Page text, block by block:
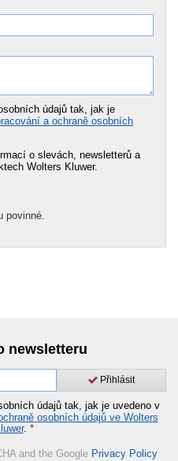
údajů tak, jak je
a ochraně osobních
o slevách, newsletterů a
Wolters Kluwer.
povinné.
newsletteru
Přihlásit
údajů tak, jak je uvedeno v
osobních údajů ve Wolters
. *
and the Google Privacy Policy